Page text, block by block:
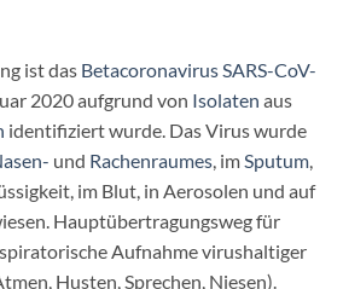
ist das Betacoronavirus SARS-CoV-
2020 aufgrund von Isolaten aus
identifiziert wurde. Das Virus wurde
und Rachenraumes , im Sputum
im Blut, in Aerosolen und auf
Hauptübertragungsweg für
Aufnahme virushaltiger
Husten, Sprechen, Niesen).